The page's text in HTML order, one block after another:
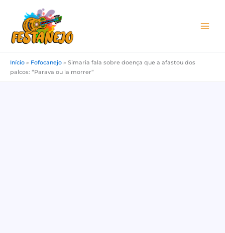
conteúdo
Início » Fofocanejo » Simaria fala sobre doença que a afastou dos
palcos: “Parava ou ia morrer”